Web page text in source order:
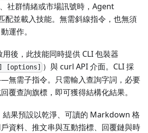
社群情緒或市場訊號時，Agent
配並載入技能。無需斜線指令，也無須
運作。
用後，此技能同時提供 CLI 包裝器
[options]
）與 curl API 介面。CLI 採
無需子指令。只需輸入查詢字詞，必要
覆查詢旗標，即可獲得結構化結果。
結果預設以乾淨、可讀的 Markdown 格
資料、推文串與互動指標、回覆鏈與時